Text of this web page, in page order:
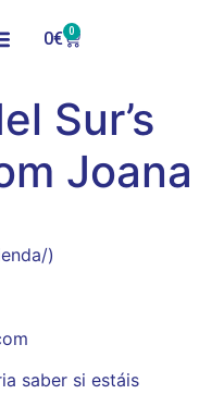
0€ 0
Sur’s
Joana
)
saber si estáis